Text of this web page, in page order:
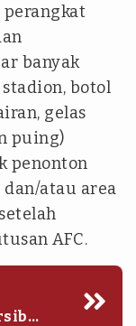
banyak
botol
gelas
puing)
penonton
atau area
AFC.